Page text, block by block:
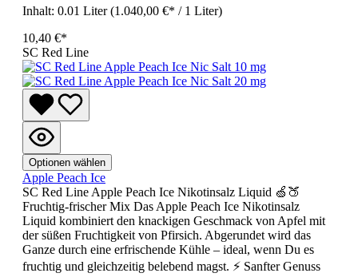
Inhalt: 0.01 Liter(1.040,00 €* / 1 Liter)
10,40 €*
SC Red Line
Optionen wählen
Apple Peach Ice
SC Red Line Apple Peach Ice Nikotinsalz Liquid 🍏🍑
Fruchtig-frischer Mix Das Apple Peach Ice Nikotinsalz
Liquid kombiniert den knackigen Geschmack von Apfel mit
der süßen Fruchtigkeit von Pfirsich. Abgerundet wird das
Ganze durch eine erfrischende Kühle – ideal, wenn Du es
fruchtig und gleichzeitig belebend magst. ⚡ Sanfter Genuss